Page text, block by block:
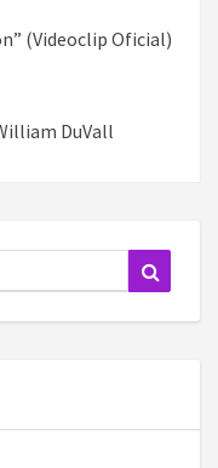
(Videoclip Oficial)
DuVall